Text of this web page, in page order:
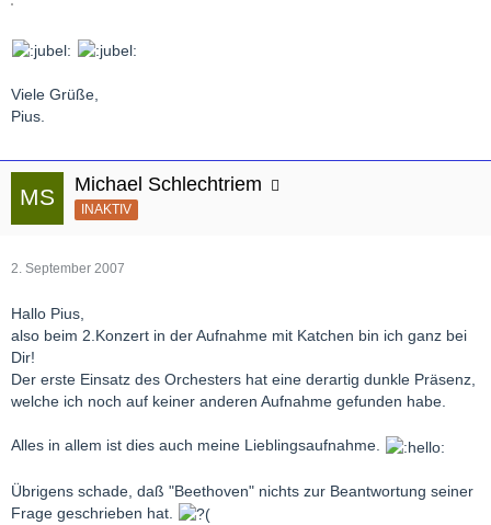
Viele Grüße,
Pius.
Michael Schlechtriem
INAKTIV
2. September 2007
Hallo Pius,
also beim 2.Konzert in der Aufnahme mit Katchen bin ich ganz bei
Dir!
Der erste Einsatz des Orchesters hat eine derartig dunkle Präsenz,
welche ich noch auf keiner anderen Aufnahme gefunden habe.
Alles in allem ist dies auch meine Lieblingsaufnahme.
Übrigens schade, daß "Beethoven" nichts zur Beantwortung seiner
Frage geschrieben hat.